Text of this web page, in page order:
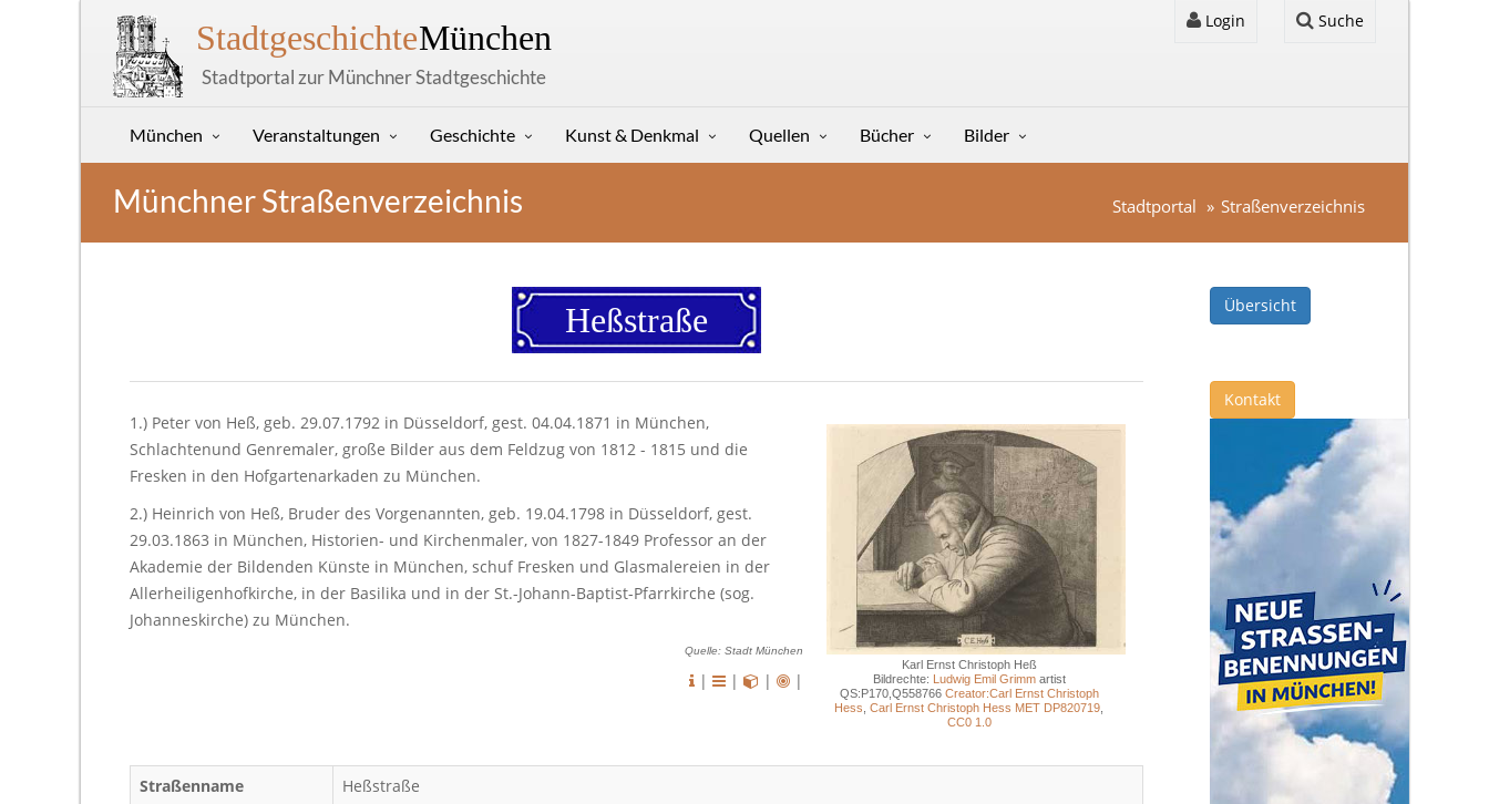
StadtgeschichteMünchen
Stadtportal zur Münchner Stadtgeschichte
Login Suche
München Veranstaltungen Geschichte Kunst & Denkmal Quellen Bücher Bilder
Münchner Straßenverzeichnis Stadtportal Straßenverzeichnis
Heßstraße
Karl Ernst Christoph Heß
Bildrechte: Ludwig Emil Grimmartist
QS:P170,Q558766 Creator:Carl Ernst Christoph
Hess ,Carl Ernst Christoph Hess MET DP820719
CC0 1.0
1.) Peter von Heß, geb. 29.07.1792 in Düsseldorf, gest. 04.04.1871 in München,
Schlachtenund Genremaler, große Bilder aus dem Feldzug von 1812 - 1815 und die
Fresken in den Hofgartenarkaden zu München.
2.) Heinrich von Heß, Bruder des Vorgenannten, geb. 19.04.1798 in Düsseldorf, gest.
29.03.1863 in München, Historien- und Kirchenmaler, von 1827-1849 Professor an der
Akademie der Bildenden Künste in München, schuf Fresken und Glasmalereien in der
Allerheiligenhofkirche, in der Basilika und in der St.-Johann-Baptist-Pfarrkirche (sog.
Johanneskirche) zu München.
Quelle: Stadt München
| | | |
Straßenname
Heßstraße
Übersicht
Kontakt